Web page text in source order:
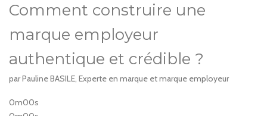
Comment construire une
marque employeur
authentique et crédible ?
par Pauline BASILE, Experte en marque et marque employeur
0m00s